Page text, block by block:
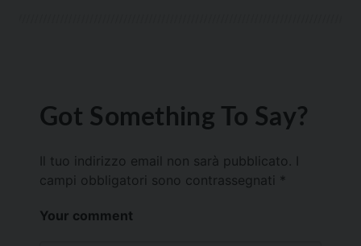
Got Something To Say?
Il tuo indirizzo email non sarà pubblicato.
campi obbligatori sono contrassegnati *
Your comment